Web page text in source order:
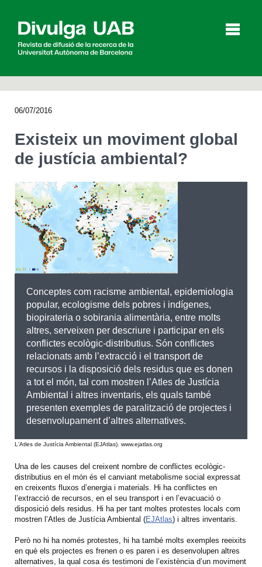
English Español
CERCAR
06/07/2016
Existeix un moviment global
de justícia ambiental?
Conceptes com racisme ambiental, epidemiologia
popular, ecologisme dels pobres i indígenes,
biopirateria o sobirania alimentària, entre molts
altres, serveixen per descriure i participar en els
conflictes ecològic-distributius. Són conflictes
relacionats amb l’extracció i el transport de
recursos i la disposició dels residus que es donen
a tot el món, tal com mostren l’Atles de Justícia
Ambiental i altres inventaris, els quals també
presenten exemples de paralització de projectes i
desenvolupament d’altres alternatives.
L'Atles de Justícia Ambiental (EJAtlas). www.ejatlas.org
Una de les causes del creixent nombre de conflictes ecològic-
distributius en el món és el canviant metabolisme social expressat
en creixents fluxos d’energia i materials. Hi ha conflictes en
l’extracció de recursos, en el seu transport i en l’evacuació o
disposició dels residus. Hi ha per tant moltes protestes locals com
mostren l’Atles de Justícia Ambiental (EJAtlas) i altres inventaris.
Però no hi ha només protestes, hi ha també molts exemples reeixits
en què els projectes es frenen o es paren i es desenvolupen altres
alternatives, la qual cosa és testimoni de l’existència d’un moviment